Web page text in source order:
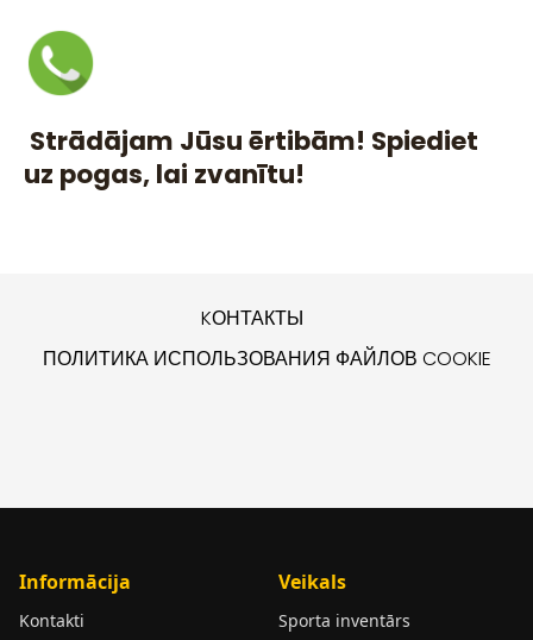
Strādājam Jūsu ērtibām! Spiediet
uz pogas, lai zvanītu!
KОНТАКТЫ
ПОЛИТИКА ИСПОЛЬЗОВАНИЯ ФАЙЛОВ COOKIE
Informācija
Kontakti
Veikals
Sporta inventārs